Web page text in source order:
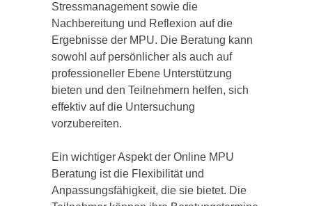
Stressmanagement sowie die
Nachbereitung und Reflexion auf die
Ergebnisse der MPU. Die Beratung kann
sowohl auf persönlicher als auch auf
professioneller Ebene Unterstützung
bieten und den Teilnehmern helfen, sich
effektiv auf die Untersuchung
vorzubereiten.
Ein wichtiger Aspekt der Online MPU
Beratung ist die Flexibilität und
Anpassungsfähigkeit, die sie bietet. Die